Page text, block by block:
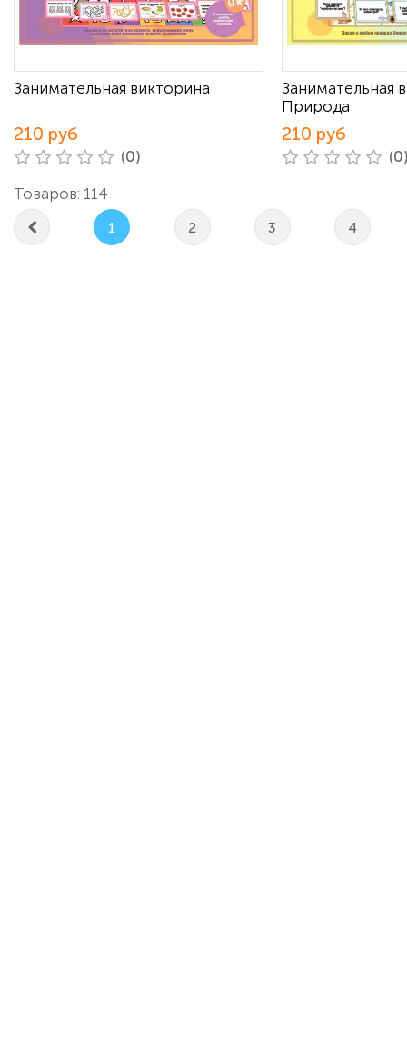
Занимательная викторина
210 руб
(0)
Занимательная
Природа
210 руб
Товаров: 114
1 2 3 4